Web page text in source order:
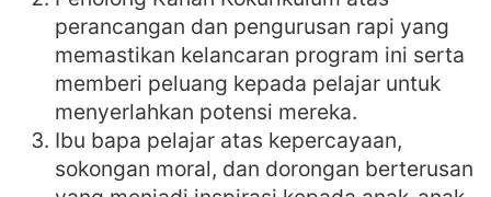
perancangan dan pengurusan rapi yang
memastikan kelancaran program ini serta
memberi peluang kepada pelajar untuk
menyerlahkan potensi mereka.
Ibu bapa pelajar atas kepercayaan,
sokongan moral, dan dorongan berterusan